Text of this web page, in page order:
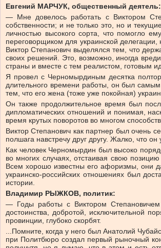
Евгений МАРЧУК, общественный деятель:
— Мне довелось работать с Виктором
собственности; и не только это, но и
личностью высокого сорта, что помогло
переговорщиком для украинской
Виктор Степанович выделялся тем, что
своих решений. Это, возможно, иногда
страны и вместе с тем реалистом, готовым
Я провел с Черномырдиным десятка
длительного времени работы, он был
тем, что его жена (тоже уже покойная)
Он также продолжительное время был
дипломатических отношений и понимая,
время крутых поворотов во многом
Виктор Степанович как партнер был очень
полшага навстречу друг другу. Жалко, что
Как человек Черномырдин был высоко
во многих случаях, отстаивая свою
Всем хорошо известны его афоризмы, они
украинско-российских отношениях был
истории.
Владимир РЫЖКОВ, политик:
— Годы работы с Виктором Степановичем
достоинства, добротой, исключительной
провинции, глубоко скорбят.
...Помните, когда у него был Анатолий
при Политбюро создал первый рыночный